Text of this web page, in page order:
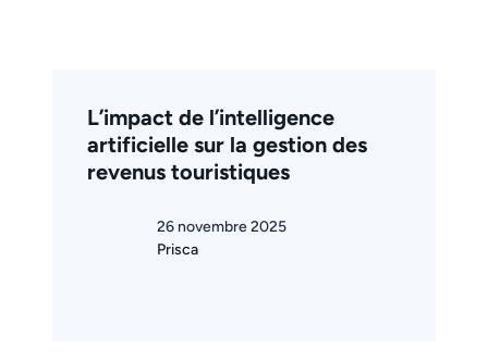
L’impact de l’intelligence
artificielle sur la gestion des
revenus touristiques
26 novembre 2025
Prisca